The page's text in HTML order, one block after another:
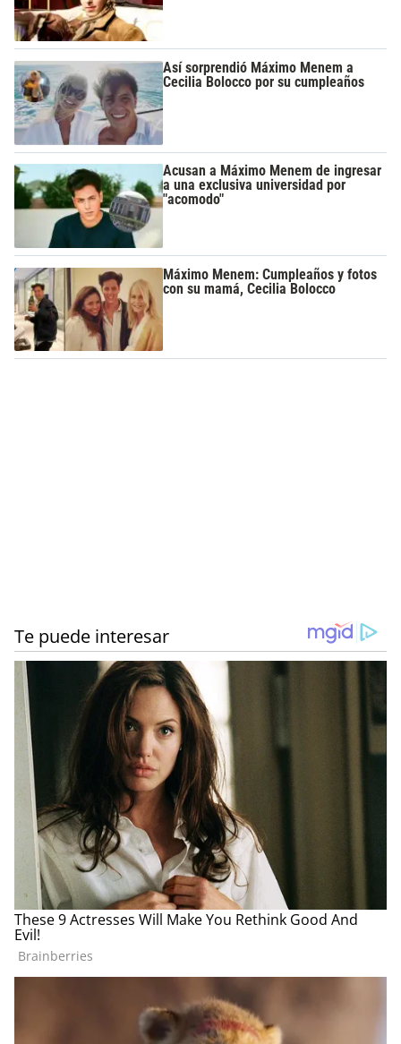
Así sorprendió Máximo Menem a
Cecilia Bolocco por su cumpleaños
Acusan a Máximo Menem de ingresar
a una exclusiva universidad por
"acomodo"
Máximo Menem: Cumpleaños y fotos
con su mamá, Cecilia Bolocco